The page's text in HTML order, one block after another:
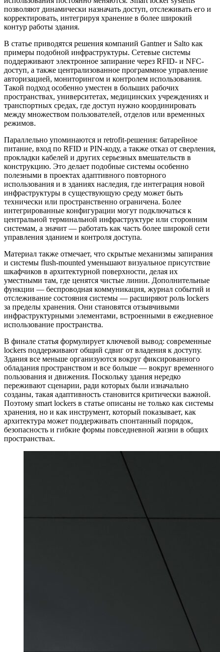
позволяют динамически назначать доступ, отслеживать его и
корректировать, интегрируя хранение в более широкий
контур работы здания.
В статье приводятся решения компаний Gantner и Salto как
примеры подобной инфраструктуры. Сетевые системы
поддерживают электронное запирание через RFID- и NFC-
доступ, а также централизованное программное управление
авторизацией, мониторингом и контролем использования.
Такой подход особенно уместен в больших рабочих
пространствах, университетах, медицинских учреждениях и
транспортных средах, где доступ нужно координировать
между множеством пользователей, отделов или временных
режимов.
Параллельно упоминаются и retrofit-решения: батарейное
питание, вход по RFID и PIN-коду, а также отказ от сверления,
прокладки кабелей и других серьезных вмешательств в
конструкцию. Это делает подобные системы особенно
полезными в проектах адаптивного повторного
использования и в зданиях наследия, где интеграция новой
инфраструктуры в существующую среду может быть
технически или пространственно ограничена. Более
интегрированные конфигурации могут подключаться к
центральной терминальной инфраструктуре или сторонним
системам, а значит — работать как часть более широкой сети
управления зданием и контроля доступа.
Материал также отмечает, что скрытые механизмы запирания
и системы flush-mounted уменьшают визуальное присутствие
шкафчиков в архитектурной поверхности, делая их
уместными там, где ценятся чистые линии. Дополнительные
функции — беспроводная коммуникация, журнал событий и
отслеживание состояния системы — расширяют роль lockers
за пределы хранения. Они становятся отзывчивыми
инфраструктурными элементами, встроенными в ежедневное
использование пространства.
В финале статья формулирует ключевой вывод: современные
lockers поддерживают общий сдвиг от владения к доступу.
Здания все меньше организуются вокруг фиксированного
обладания пространством и все больше — вокруг временного
пользования и движения. Поскольку здания нередко
переживают сценарии, ради которых были изначально
созданы, такая адаптивность становится критически важной.
Поэтому smart lockers в статье описаны не только как системы
хранения, но и как инструмент, который показывает, как
архитектура может поддерживать спонтанный порядок,
безопасность и гибкие формы повседневной жизни в общих
пространствах.